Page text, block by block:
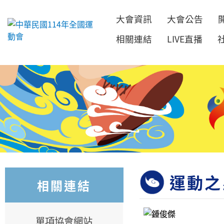
跳到主要內容
大會資訊 大會公告
相關連結
LIVE直播
相關連結
單項協會網站
運動